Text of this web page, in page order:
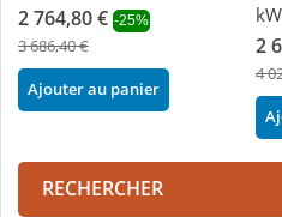
2 764,80 € -25%
3 686,40 €
Ajouter au panier
kW
2
4
RECHERCHER